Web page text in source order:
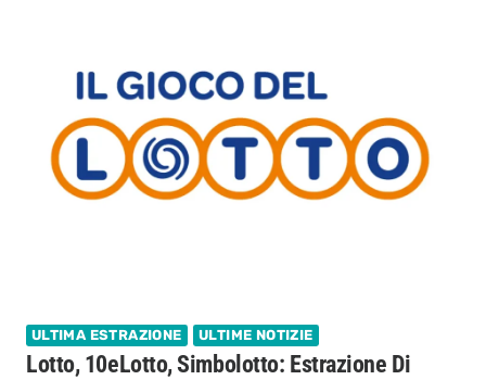
ULTIMA ESTRAZIONE ULTIME NOTIZIE
Lotto, 10eLotto, Simbolotto: Estrazione Di